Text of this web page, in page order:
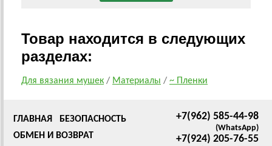
Товар находится в следующих
разделах:
Для вязания мушек / Материалы / ~ Пленки
+7(962) 585-44-98
(WhatsApp)
+7(924) 205-76-55
ГЛАВНАЯ
БЕЗОПАСНОСТЬ
ОБМЕН И ВОЗВРАТ